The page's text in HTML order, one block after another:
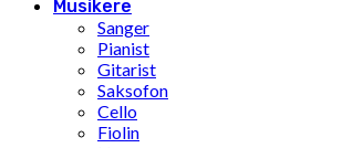
Musikere
Sanger
Pianist
Gitarist
Saksofon
Cello
Fiolin